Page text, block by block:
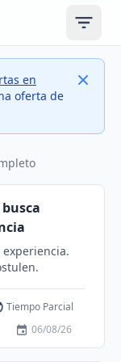
Open
en
oferta de
Close
Tiempo Parcial
06/08/26